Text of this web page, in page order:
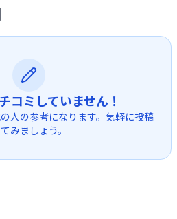
コミしていません！
人の参考になります。気軽に投稿
みましょう。